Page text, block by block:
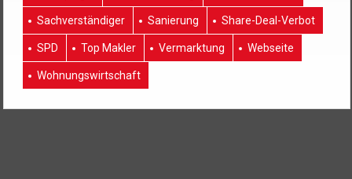
Sachverständiger Sanierung Share-Deal-Verbot
SPD Top Makler Vermarktung Webseite
Wohnungswirtschaft